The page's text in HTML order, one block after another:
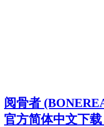
阅骨者
官方简体中文下载